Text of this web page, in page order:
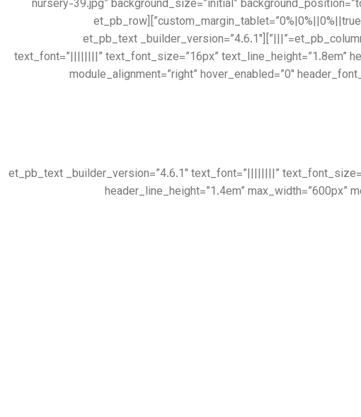
nursery-39.jpg” background_size=”initial”
custom_margin_tablet=”0%|0%||0%||true” custom_margin_phone=”” custom_margin_last_edited=”on|desktop” custom_padding=”6vw||6vw||true|false”][et_pb_row
_builder_version=”3.25″][et_pb_column type=”4_4″ _builder_version=”3.25″ custom_padding=”|||” custom_padding__hover=”|||”][et_pb_text _builder_version=”4.6.1″
text_font=”||||||||” text_font_size=”16px” text_line_height=”1.8em”
module_alignment=”right” hover_enabled=”0″
[/et_pb_text][et_pb_text _builder_version=”4.6.1″ text_font=”||||||||”
header_line_height=”1.4em” max_width=”600px”